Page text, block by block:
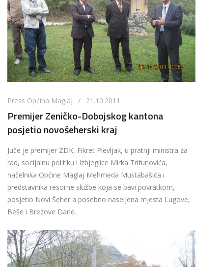
Press Općina Maglaj / 21.10.2011
Premijer Zeničko-Dobojskog kantona
posjetio novošeherski kraj
Juče je premijer ZDK, Fikret Plevljak, u pratnji ministra za
rad, socijalnu politiku i izbjeglice Mirka Trifunovića,
načelnika Općine Maglaj Mehmeda Mustabašića i
predstavnika resorne službe koja se bavi povratkom,
posjetio Novi Šeher a posebno naseljena mjesta Lugove,
Beše i Brezove Dane.